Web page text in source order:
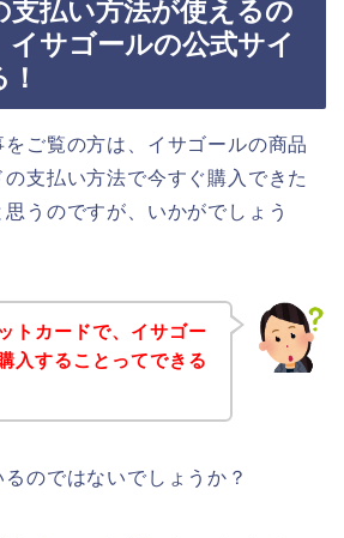
支払い方法が使えるの
サゴールの公式サイ
ご覧の方は、イサゴールの商品
支払い方法で今すぐ購入できた
うのですが、いかがでしょう
トカードで、イサゴー
入することってできる
のではないでしょうか？